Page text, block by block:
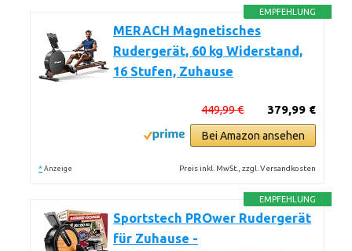
EMPFEHLUNG
MERACH Magnetisches
Rudergerät, 60 kg Widerstand,
16 Stufen, Zuhause
379,99 €
449,99 €
Bei Amazon ansehen
* Anzeige Preis inkl. MwSt., zzgl. Versandkosten
EMPFEHLUNG
Sportstech PROwer Rudergerät
für Zuhause -